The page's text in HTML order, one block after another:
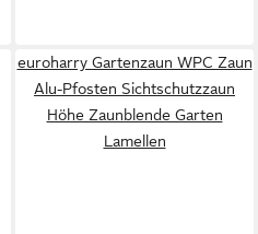
euroharry Gartenzaun WPC Zaun
Alu-Pfosten Sichtschutzzaun
Höhe Zaunblende Garten
Lamellen